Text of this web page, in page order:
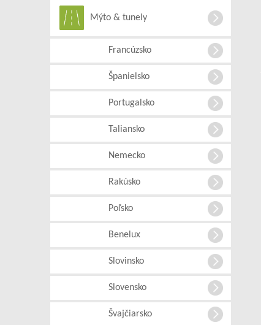
Mýto & tunely
Francúzsko
Španielsko
Portugalsko
Taliansko
Nemecko
Rakúsko
Poľsko
Benelux
Slovinsko
Slovensko
Švajčiarsko